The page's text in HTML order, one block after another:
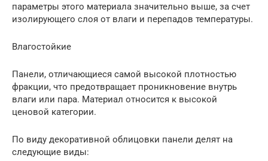
параметры этого материала значительно выше, за счет
изолирующего слоя от влаги и перепадов температуры.
Влагостойкие
Панели, отличающиеся самой высокой плотностью
фракции, что предотвращает проникновение внутрь
влаги или пара. Материал относится к высокой
ценовой категории.
По виду декоративной облицовки панели делят на
следующие виды: